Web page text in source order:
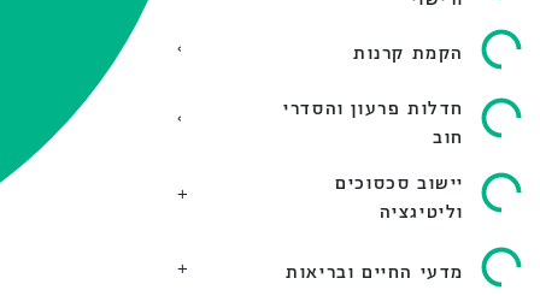
הקמת קרנות
חדלות פרעון והסדרי
חוב
יישוב סכסוכים
וליטיגציה
מדעי החיים ובריאות